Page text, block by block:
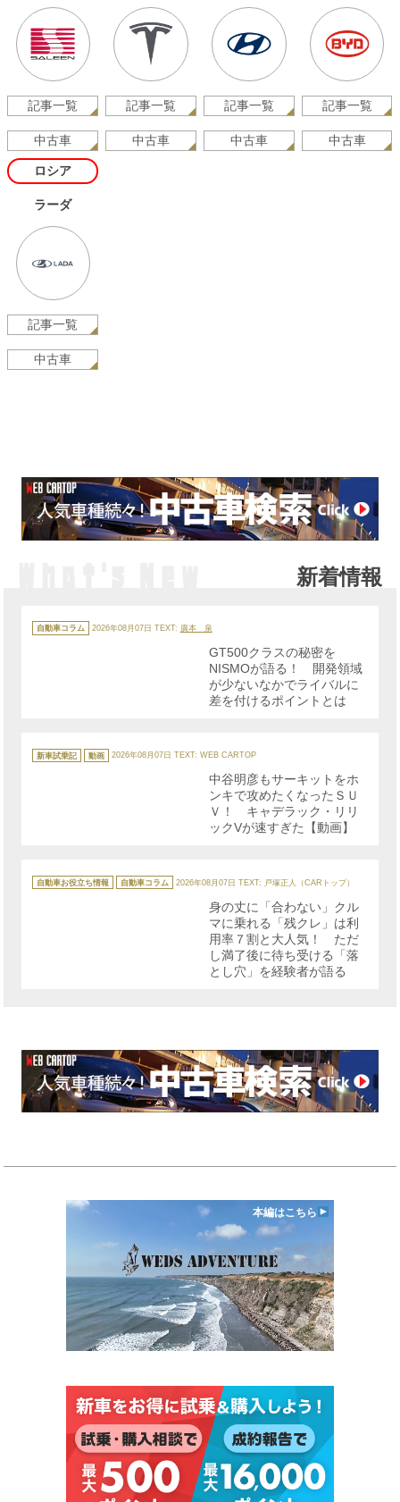
記事一覧
中古車
記事一覧
中古車
記事一覧
中古車
記事一覧
中古車
ロシア
ラーダ
記事一覧
中古車
新着情報
テ
ゴ
自動車コラム 2026年08月07日 TEXT: 廣本 泉
GT500クラスの秘密を
NISMOが語る！ 開発領域
が少ないなかでライバルに
差を付けるポイントとは
テ
ゴ
新車試乗記 動画 2026年08月07日 TEXT: WEB CARTOP
中谷明彦もサーキットをホ
ンキで攻めたくなったＳＵ
Ｖ！ キャデラック・リリ
ックVが速すぎた【動画】
テ
ゴ
自動車お役立ち情報 自動車コラム 2026年08月07日 TEXT: 戸塚正人（CARトップ）
身の丈に「合わない」クル
マに乗れる「残クレ」は利
用率７割と大人気！ ただ
し満了後に待ち受ける「落
とし穴」を経験者が語る
本編はこちら